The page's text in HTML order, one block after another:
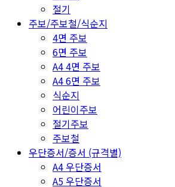
절기
주보/주보철/식순지
4면 주보
6면 주보
A4 4면 주보
A4 6면 주보
식순지
어린이주보
절기주보
주보철
우단증서/증서 (규격별)
A4 우단증서
A5 우단증서